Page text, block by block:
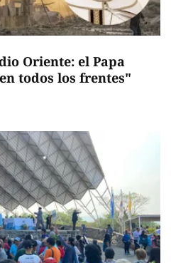
Oriente: el Papa
todos los frentes"